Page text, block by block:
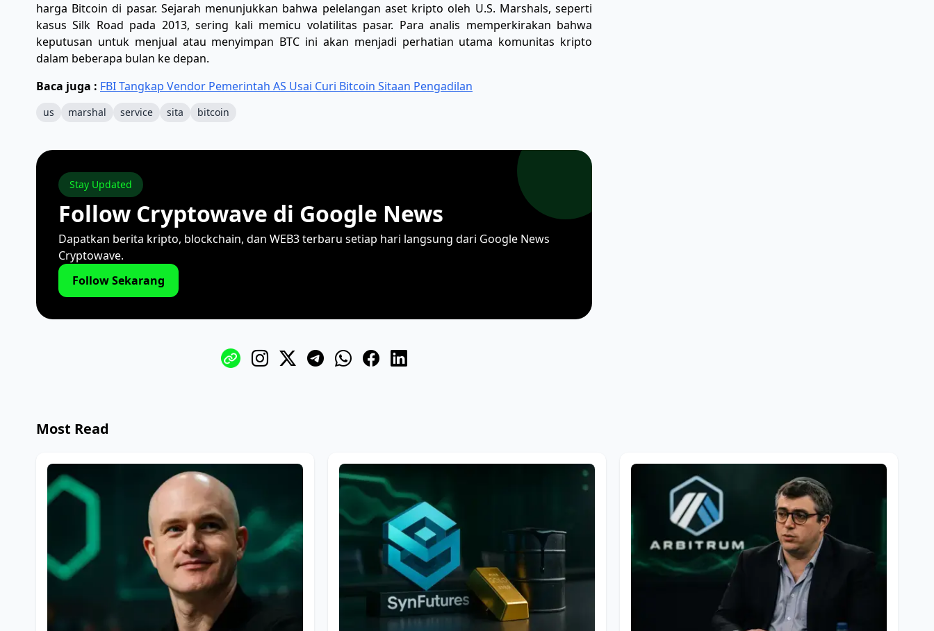
harga Bitcoin di pasar. Sejarah menunjukkan bahwa pelelangan aset kripto oleh U.S. Marshals, seperti
kasus Silk Road pada 2013, sering kali memicu volatilitas pasar. Para analis memperkirakan bahwa
keputusan untuk menjual atau menyimpan BTC ini akan menjadi perhatian utama komunitas kripto
dalam beberapa bulan ke depan.
Baca juga : FBI Tangkap Vendor Pemerintah AS Usai Curi Bitcoin Sitaan Pengadilan
us marshal service sita bitcoin
Stay Updated
Follow Cryptowave di Google News
Dapatkan berita kripto, blockchain, dan WEB3 terbaru setiap hari langsung dari Google News
Cryptowave.
Follow Sekarang
Most Read